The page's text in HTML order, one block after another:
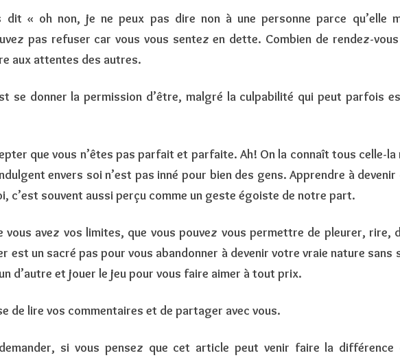
dit « oh non, je ne peux pas dire non à une personne parce qu’elle
pas refuser car vous vous sentez en dette. Combien de rendez-vous
aux attentes des autres.
se donner la permission d’être, malgré la culpabilité qui peut parfois
que vous n’êtes pas parfait et parfaite. Ah! On la connaît tous celle-la
envers soi n’est pas inné pour bien des gens. Apprendre à
c’est souvent aussi perçu comme un geste égoiste de notre part.
vous avez vos limites, que vous pouvez vous permettre de pleurer, rire,
est un sacré pas pour vous abandonner à devenir votre vraie nature sans
d’autre et jouer le jeu pour vous faire aimer à tout prix.
de lire vos commentaires et de partager avec vous.
si vous pensez que cet article peut venir faire la différence